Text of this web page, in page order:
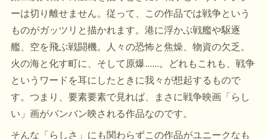
ーは切り離せません。従って、この作品では戦争という
ものがガッツリと描かれます。港に浮かぶ戦艦や駆逐
艦、空を飛ぶ戦闘機。人々の恐怖と焦燥、物資の欠乏。
火の海と化す町に、そして原爆......。どれもこれも、戦争
というワードを耳にしたときに我々が想起するもので
す。つまり、要素要素で見れば、まさに戦争映画「らし
い」画がバンバン映される作品なのです。
そんな「らしさ」にも関わらずこの作品がユニークなも